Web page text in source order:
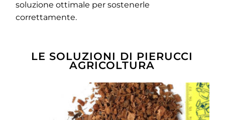
soluzione ottimale per sostenerle
correttamente.
LE SOLUZIONI DI PIERUCCI
AGRICOLTURA